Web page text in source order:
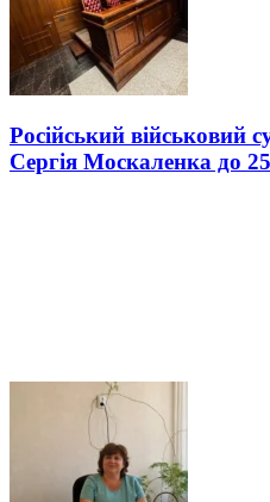
Російський військовий
Сергія Москаленка до